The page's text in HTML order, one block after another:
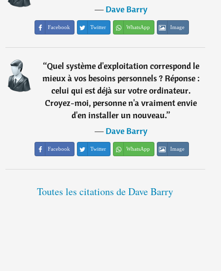
―Dave Barry
Facebook Twitter WhatsApp Image
“Quel système d'exploitation correspond le
mieux à vos besoins personnels ? Réponse :
celui qui est déjà sur votre ordinateur.
Croyez-moi, personne n'a vraiment envie
d'en installer un nouveau.”
―Dave Barry
Facebook Twitter WhatsApp Image
Toutes les citations de Dave Barry